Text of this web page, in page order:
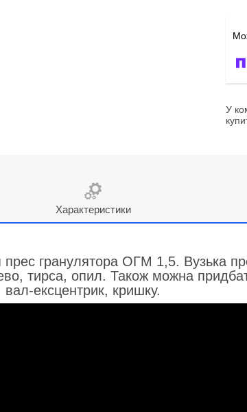
У
Характеристики
прес гранулятора ОГМ 1,5. Вузька
тирса, опил. Також можна
ексцентрик, кришку.